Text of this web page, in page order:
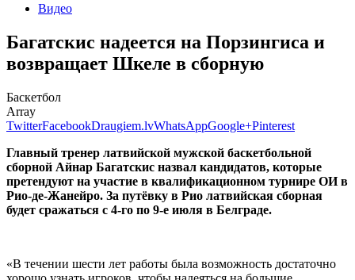
Видео
Багатскис надеется на Порзингиса и
возвращает Шкеле в сборную
Баскетбол
Array
TwitterFacebookDraugiem.lvWhatsAppGoogle+Pinterest
Главный тренер латвийской мужской баскетбольной
сборной Айнар Багатскис назвал кандидатов, которые
претендуют на участие в квалификационном турнире ОИ в
Рио-де-Жанейро. За путёвку в Рио латвийская сборная
будет сражаться с 4-го по 9-е июля в Белграде.
«В течении шести лет работы была возможность достаточно